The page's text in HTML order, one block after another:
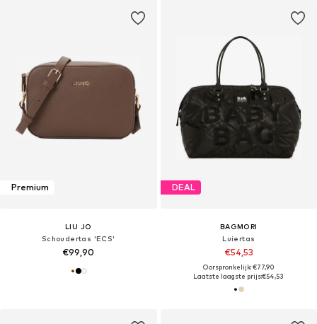
Premium
LIU JO
Schoudertas 'ECS'
€99,90
DEAL
BAGMORI
Luiertas
€54,53
Oorspronkelijk: €77,90
Laatste laagste prijs:€54,53